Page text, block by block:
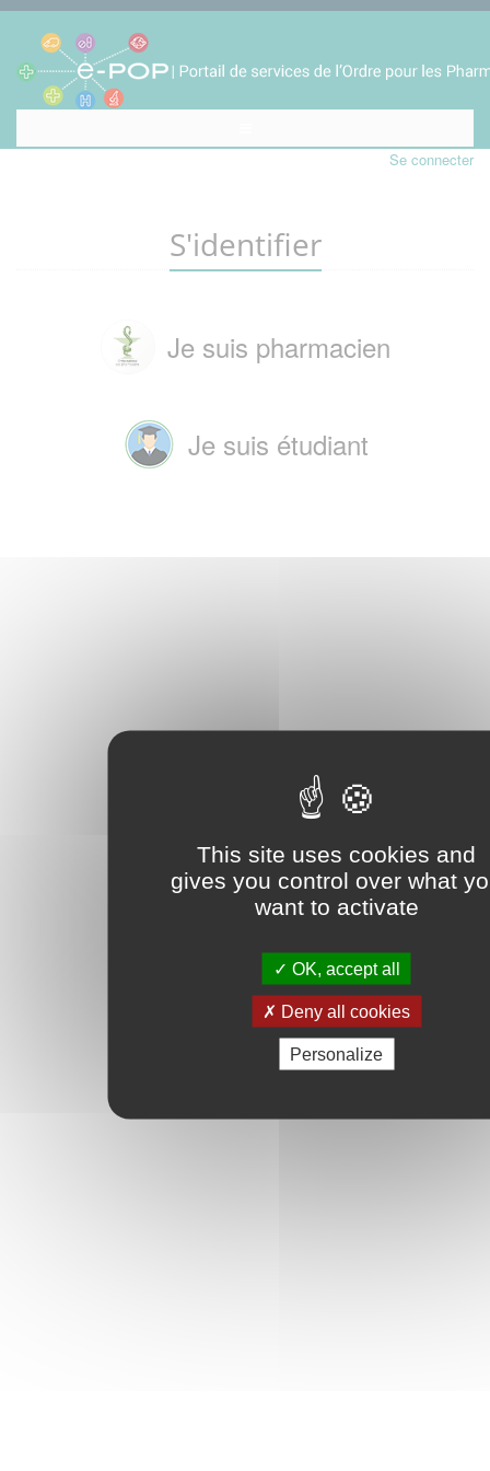
This site uses cookies and
gives you control over what
want to activate
OK, accept all
Deny all cookies
Personalize
Se connecter
S'identifier
Je suis pharmacien
Je suis étudiant